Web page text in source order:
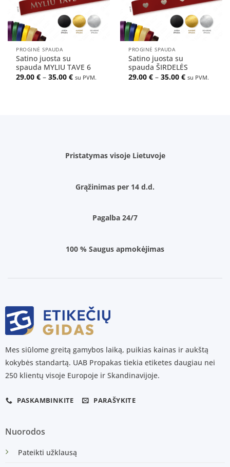
PROGINĖ SPAUDA
Satino juosta su
spauda MYLIU TAVE 6
29.00€ – 35.00€Price
range:
su PVM.
PROGINĖ SPAUDA
Satino juosta su
spauda ŠIRDELĖS
29.00€ – 35.00€Price
range:
su PVM.
Pristatymas visoje Lietuvoje
Grąžinimas per 14 d.d.
Pagalba 24/7
100 % Saugus apmokėjimas
Mes siūlome greitą gamybos laiką, puikias kainas ir aukštą
kokybės standartą. UAB Propakas tiekia etiketes daugiau nei
250 klientų visoje Europoje ir Skandinavijoje.
PASKAMBINKITE PARAŠYKITE
Nuorodos
Pateikti užklausą